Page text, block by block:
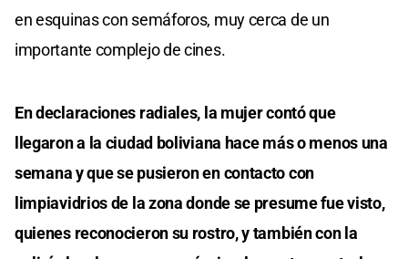
en esquinas con semáforos, muy cerca de un
importante complejo de cines.
En declaraciones radiales, la mujer contó que
llegaron a la ciudad boliviana hace más o menos una
semana y que se pusieron en contacto con
limpiavidrios de la zona donde se presume fue visto,
quienes reconocieron su rostro, y también con la